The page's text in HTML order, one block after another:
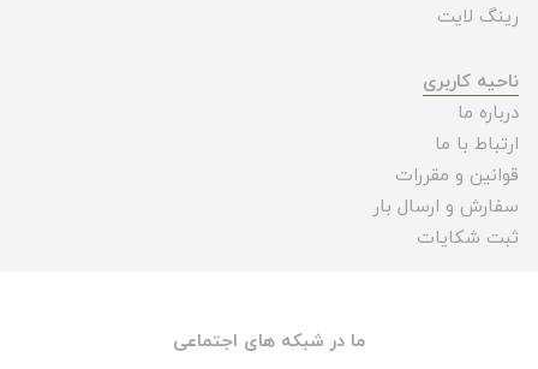
رینگ لایت
ناحیه کاربری
درباره ما
ارتباط با ما
قوانین و مقررات
سفارش و ارسال بار
ثبت شکایات
ما در شبکه های اجتماعی